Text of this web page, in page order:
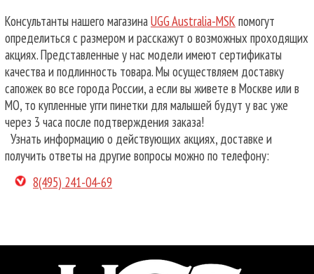
Консультанты нашего магазинаUGG Australia-MSK помогут
определиться с размером и расскажут о возможных проходящих
акциях. Представленные у нас модели имеют сертификаты
качества и подлинность товара. Мы осуществляем доставку
сапожек во все города России, а если вы живете в Москве или в
МО, то купленные угги пинетки для малышей будут у вас уже
через 3 часа после подтверждения заказа!
Узнать информацию о действующих акциях, доставке и
получить ответы на другие вопросы можно по телефону:
8(495) 241-04-69